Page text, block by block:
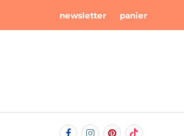
newsletter panier